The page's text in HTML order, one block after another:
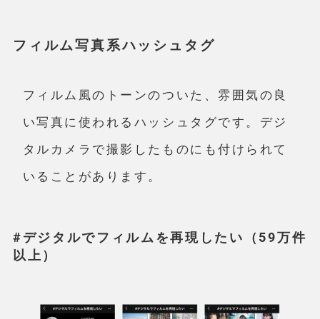
フィルム写真系ハッシュタグ
フィルム風のトーンのついた、雰囲気の良
い写真に使われるハッシュタグです。デジ
タルカメラで撮影したものにも付けられて
いることがあります。
#デジタルでフィルムを再現したい（59万件
以上）